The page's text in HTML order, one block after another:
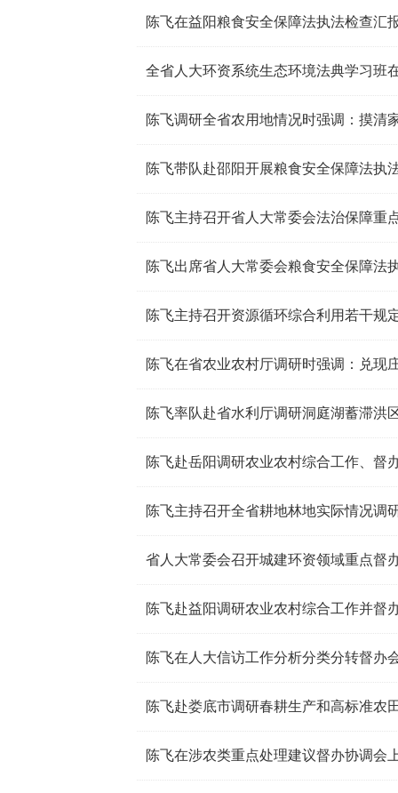
全省人大环资系统生态环境法典学习班
陈飞调研全省农用地情况时强调：摸清
陈飞带队赴邵阳开展粮食安全保障法执
陈飞主持召开省人大常委会法治保障重
陈飞出席省人大常委会粮食安全保障法
陈飞主持召开资源循环综合利用若干规
陈飞赴岳阳调研农业农村综合工作、督
陈飞主持召开全省耕地林地实际情况调
陈飞赴益阳调研农业农村综合工作并督
陈飞赴娄底市调研春耕生产和高标准农